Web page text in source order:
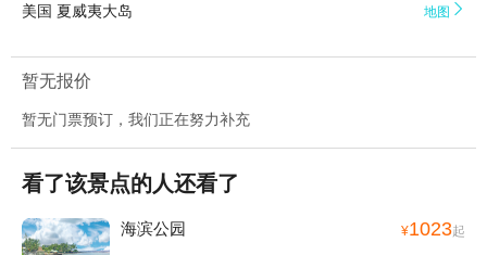
美国 夏威夷大岛 地图 
暂无报价
暂无门票预订，我们正在努力补充
看了该景点的人还看了
海滨公园 ¥1023起